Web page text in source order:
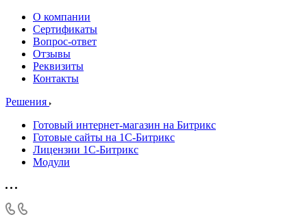
О компании
Сертификаты
Вопрос-ответ
Отзывы
Реквизиты
Контакты
Решения
Готовый интернет-магазин на Битрикс
Готовые сайты на 1С-Битрикс
Лицензии 1С-Битрикс
Модули